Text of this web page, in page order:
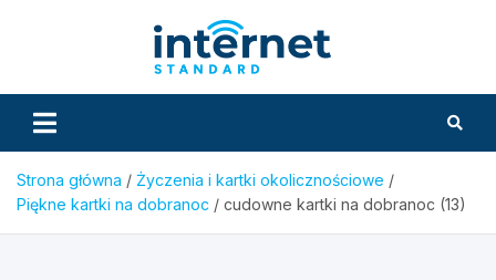
Strona główna
Życzenia i kartki okolicznościowe
Piękne kartki na dobranoc
cudowne kartki na dobranoc (13)